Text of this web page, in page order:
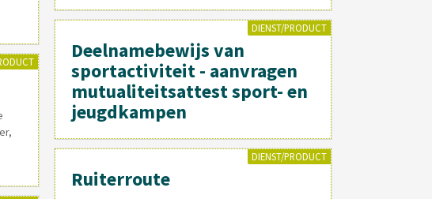
DIENST/PRODUCT
Deelnamebewijs van
sportactiviteit - aanvragen
mutualiteitsattest sport- en
jeugdkampen
DIENST/PRODUCT
Ruiterroute